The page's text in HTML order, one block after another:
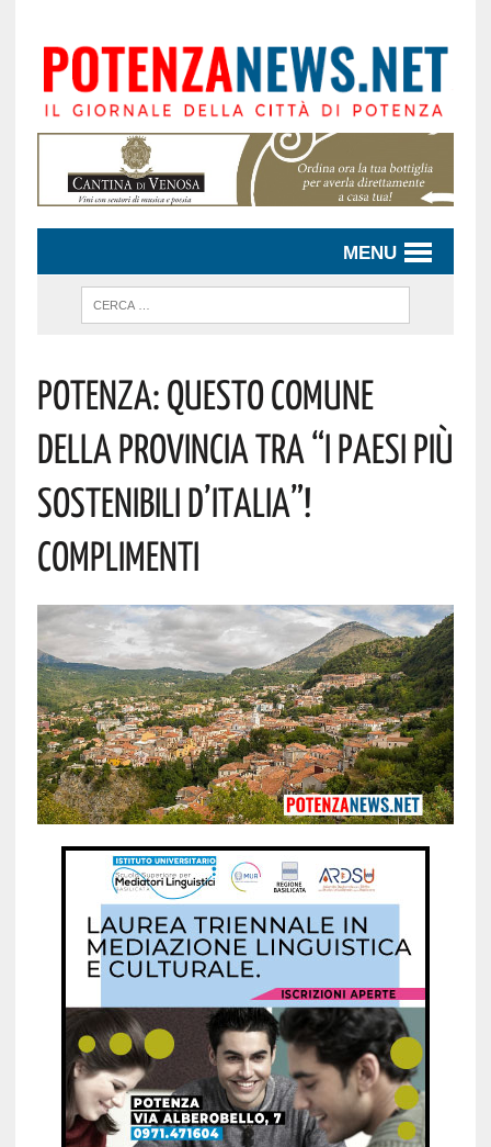
MENU
Potenza: Questo Comune
Della Provincia Tra “I Paesi Più
Sostenibili D’Italia”!
Complimenti